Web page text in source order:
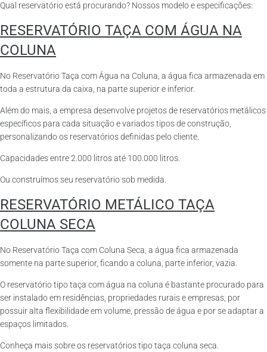
Qual reservatório está procurando? Nossos modelo e especificações:
RESERVATÓRIO TAÇA COM ÁGUA NA
COLUNA
No Reservatório Taça com Água na Coluna, a água fica armazenada em
toda a estrutura da caixa, na parte superior e inferior.
Além do mais, a empresa desenvolve projetos de reservatórios metálicos
específicos para cada situação e variados tipos de construção,
personalizando os reservatórios definidas pelo cliente.
Capacidades entre 2.000 litros até 100.000 litros.
Ou construímos seu reservatório sob medida.
RESERVATÓRIO METÁLICO TAÇA
COLUNA SECA
No Reservatório Taça com Coluna Seca, a água fica armazenada
somente na parte superior, ficando a coluna, parte inferior, vazia.
O reservatório tipo taça com água na coluna é bastante procurado para
ser instalado em residências, propriedades rurais e empresas, por
possuir alta flexibilidade em volume, pressão de água e por se adaptar a
espaços limitados.
Conheça mais sobre os reservatórios tipo taça coluna seca.